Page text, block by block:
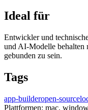
Ideal für
Entwickler und
und AI-Modelle behalten
gebunden zu sein.
Tags
app-builderopen-source
Plattformen: mac,